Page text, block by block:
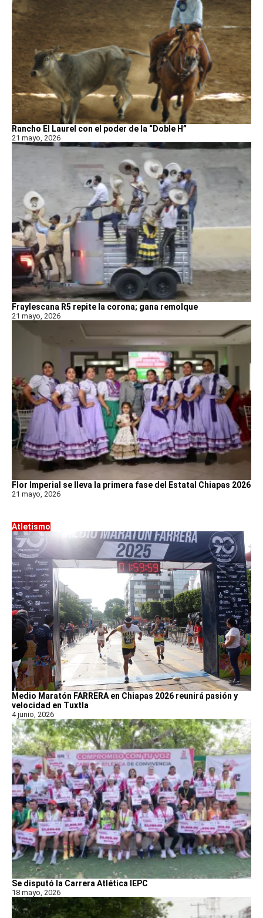
Rancho El Laurel con el poder de la “Doble H”
21 mayo, 2026
Fraylescana R5 repite la corona; gana remolque
21 mayo, 2026
Flor Imperial se lleva la primera fase del Estatal Chiapas 2026
21 mayo, 2026
Atletismo
Medio Maratón FARRERA en Chiapas 2026 reunirá pasión y
velocidad en Tuxtla
4 junio, 2026
Se disputó la Carrera Atlética IEPC
18 mayo, 2026